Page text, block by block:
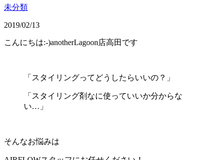
未分類
2019/02/13
こんにちは:-)anotherLagoon店高田です
「スタイリングってどうしたらいいの？」
「スタイリング剤なに使っていいか分からな
い…」
そんなお悩みは